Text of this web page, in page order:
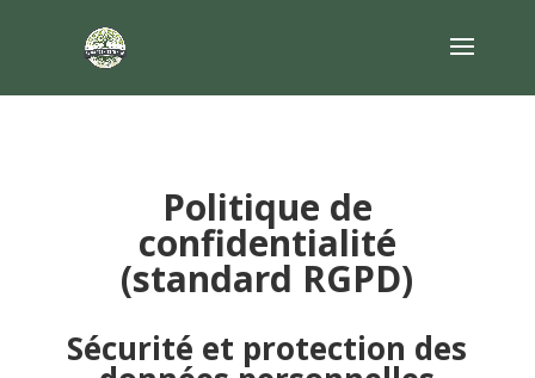
Politique de
confidentialité
(standard RGPD)
Sécurité et protection des